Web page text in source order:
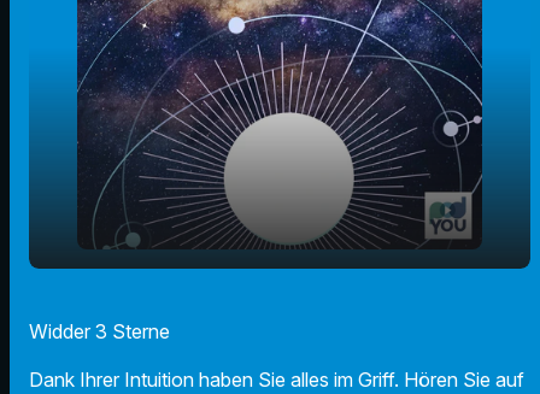
play_arrow
Widder 3 Sterne
Dank Ihrer Intuition haben Sie alles im Griff. Hören Sie auf